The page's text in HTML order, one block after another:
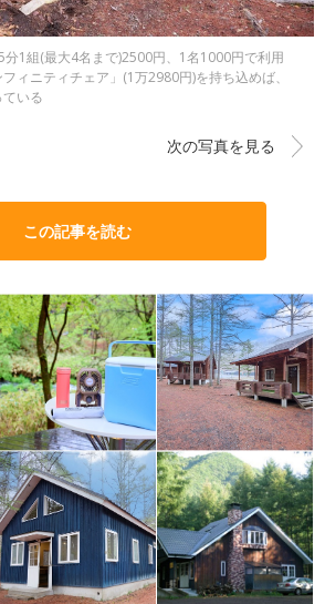
分1組(最大4名まで)2500円、1名1000円で利用
ィニティチェア」(1万2980円)を持ち込めば、
いる
次の写真を見る
この記事を読む